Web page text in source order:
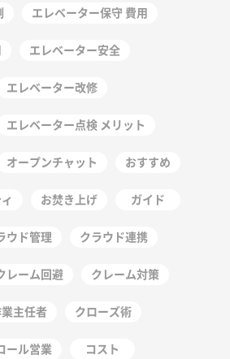
エレベーター保守 費用
エレベーター安全
エレベーター改修
エレベーター点検 メリット
オープンチャット おすすめ
お焚き上げ ガイド
ウド管理 クラウド連携
レーム回避 クレーム対策
主任者 クローズ術
ール営業 コスト